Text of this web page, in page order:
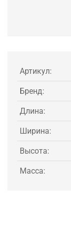
Артикул:
Бренд:
Длина:
Ширина:
Высота:
Масса: